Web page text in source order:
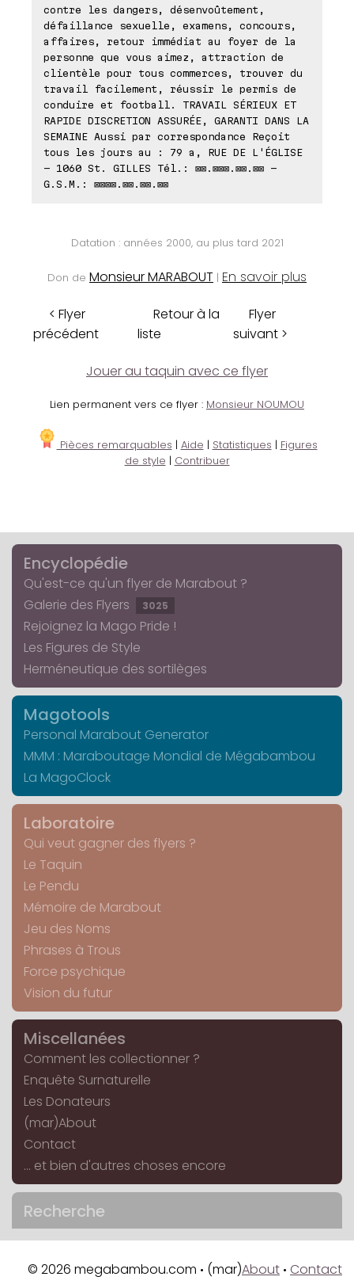
contre les dangers, désenvoûtement,
défaillance sexuelle, examens, concours,
affaires, retour immédiat au foyer de la
personne que vous aimez, attraction de
clientèle pour tous commerces, trouver du
travail facilement, réussir le permis de
conduire et football. TRAVAIL SÉRIEUX ET
RAPIDE DISCRETION ASSURÉE, GARANTI DANS LA
SEMAINE Aussi par correspondance Reçoit
tous les jours au : 79 a, RUE DE L'ÉGLISE
- 1060 St. GILLES Tél.: ⊠⊠.⊠⊠⊠.⊠⊠.⊠⊠ -
G.S.M.: ⊠⊠⊠⊠.⊠⊠.⊠⊠.⊠⊠
Datation : années 2000, au plus tard 2021
Don de Monsieur MARABOUT | En savoir plus
< Flyer
précédent
Retour à la
liste
Flyer
suivant >
Jouer au taquin avec ce flyer
Lien permanent vers ce flyer : Monsieur NOUMOU
Pièces remarquables | Aide | Statistiques | Figures
de style | Contribuer
Encyclopédie
Qu'est-ce qu'un flyer de Marabout ?
Galerie des Flyers
3025
Rejoignez la Mago Pride !
Les Figures de Style
Herméneutique des sortilèges
Magotools
Personal Marabout Generator
MMM : Maraboutage Mondial de Mégabambou
La MagoClock
Laboratoire
Qui veut gagner des flyers ?
Le Taquin
Le Pendu
Mémoire de Marabout
Jeu des Noms
Phrases à Trous
Force psychique
Vision du futur
Miscellanées
Comment les collectionner ?
Enquête Surnaturelle
Les Donateurs
(mar)About
Contact
... et bien d'autres choses encore
Recherche
© 2026 megabambou.com • (mar)About • Contact